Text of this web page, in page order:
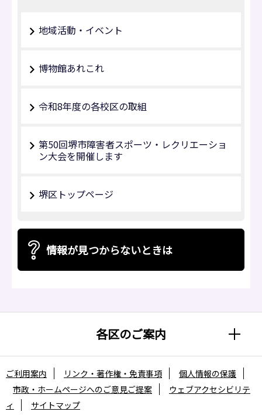
地域活動・イベント
博物館あれこれ
令和8年度の各校区の取組
第50回堺市障害者スポーツ‧レクリエーショ
ン⼤会を開催します
堺区トップページ
情報が見つからないときは
各区のご案内
ご利用案内 リンク・著作権・免責事項
個人情報の保護
市政・ホームページへのご意見ご提案
ウェブアクセシビリテ
ィ
サイトマップ